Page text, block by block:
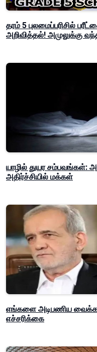
தரம் 5 புலமைப்பரிசில்
அறிவித்தல்! அமுலுக்கு
யாழில் துயர சம்பவங்கள்:
அதிர்ச்சியில் மக்கள்
எங்களை அடிபணிய வைக்க
எச்சரிக்கை